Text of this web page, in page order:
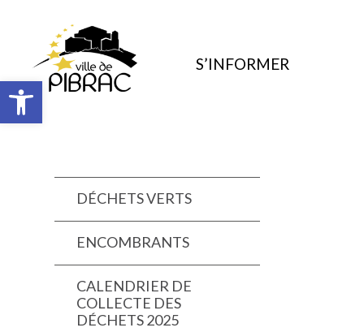
Ouvrir la barre d’outils
S’INFORMER
DÉCHETS VERTS
ENCOMBRANTS
CALENDRIER DE
COLLECTE DES
DÉCHETS 2025